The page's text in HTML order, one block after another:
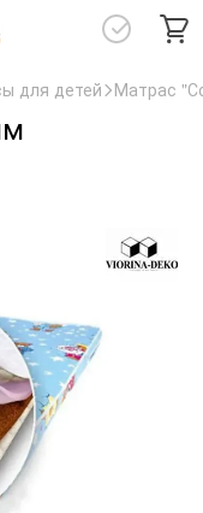
для детей Матрас